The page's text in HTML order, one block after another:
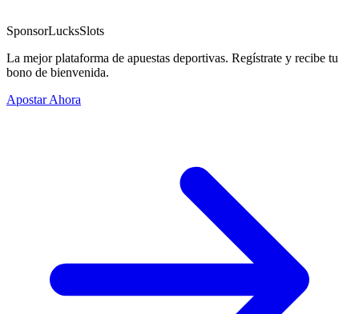
SponsorLucksSlots
La mejor plataforma de apuestas deportivas. Regístrate y recibe tu
bono de bienvenida.
Apostar Ahora